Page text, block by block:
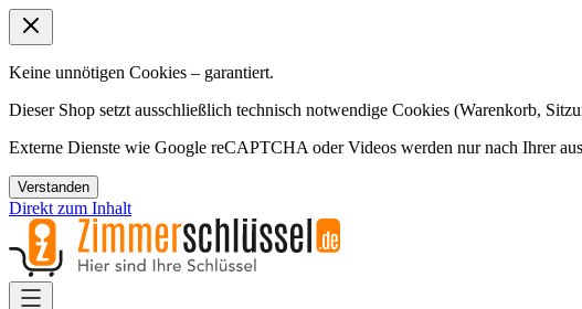
Keine unnötigen Cookies – garantiert.
Dieser Shop setzt ausschließlich technisch notwendige Cookies (Warenkorb,
Externe Dienste wie Google reCAPTCHA oder Videos werden nur nach Ihrer
Verstanden
Direkt zum Inhalt